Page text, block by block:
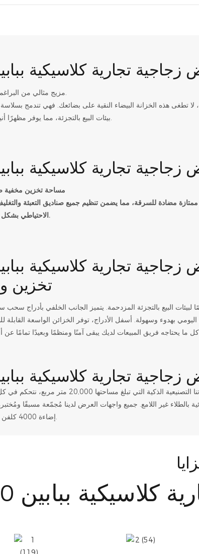
مزيج مثالي من البراغماتية والأناقة.
تطغى هذه الخزانة البيضاء النقية على بضائعك. فهي تندمج
بيئات البيع بالتجزئة، مما يوفر مظهرًا أنيقًا واحترافيًا.
مساحة تخزين مخفية
مضادة للسرقة، مما يضمن تنظيم جميع صناديق التعبئة
الاحتياطي بشكل آمن وسري.
تخزين
البيع بالتجزئة المزدحمة. يتميز الجانب الخلفي بأدراج
بهدوء وسهولة. أسفل الأدراج، توفر الخزائن الواسعة
نحن أكثر من مجرد شركة تصنيع؛ نحن مهندسو نجاح متجرك. بفضل منشأتنا التصنيعية الذكية التي
بالطلاء غير اللامع. جميع واجهات العرض لدينا مُجمّعة مسبقًا
إضاءة 4000 كلفن قبل الشحن.